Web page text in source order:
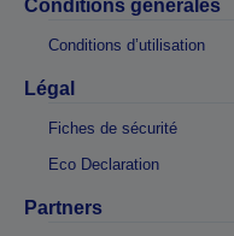
Conditions générales
Conditions d’utilisation
Légal
Fiches de sécurité
Eco Declaration
Partners